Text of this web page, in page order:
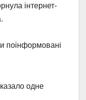
інтернет-
поінформовані
одне